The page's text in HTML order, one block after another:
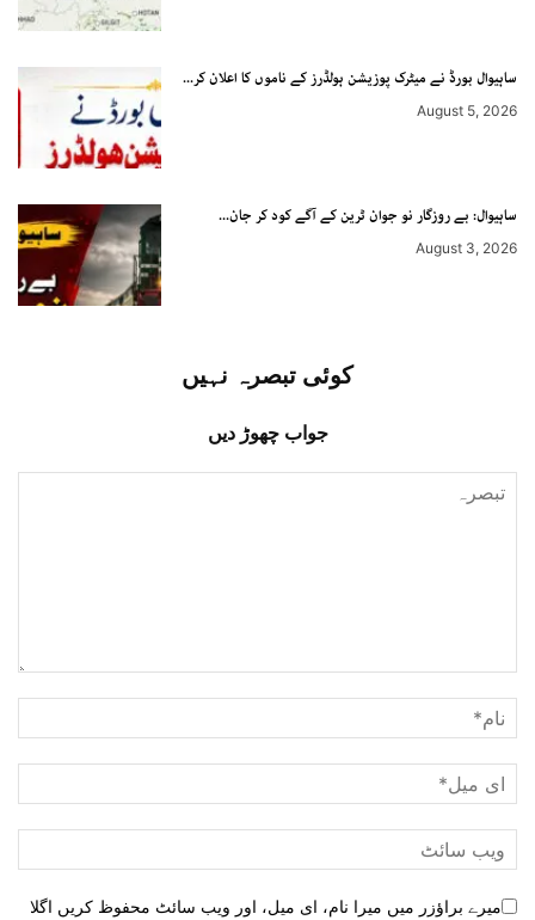
ساہیوال بورڈ نے میٹرک پوزیشن ہولڈرز کے ناموں کا اعلان کر...
August 5, 2026
ساہیوال: بے روزگار نو جوان ٹرین کے آگے کود کر جان...
August 3, 2026
کوئی تبصرہ نہیں
جواب چھوڑ دیں
میرے براؤزر میں میرا نام، ای میل، اور ویب سائٹ محفوظ کریں اگلا